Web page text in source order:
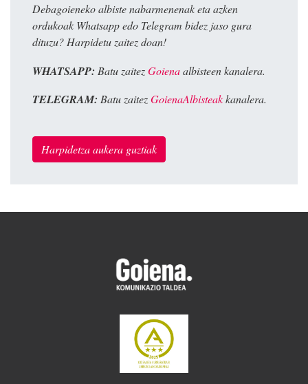
Debagoieneko albiste nabarmenenak eta azken
ordukoak Whatsapp edo Telegram bidez jaso gura
dituzu? Harpidetu zaitez doan!
WHATSAPP: Batu zaitezGoienaalbisteen kanalera.
TELEGRAM: Batu zaitezGoienaAlbisteakkanalera.
Harpidetza aukera guztiak